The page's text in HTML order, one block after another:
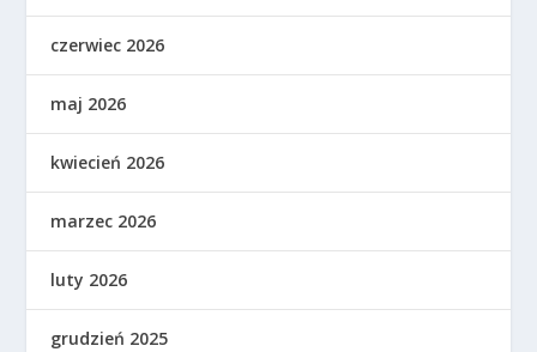
czerwiec 2026
maj 2026
kwiecień 2026
marzec 2026
luty 2026
grudzień 2025